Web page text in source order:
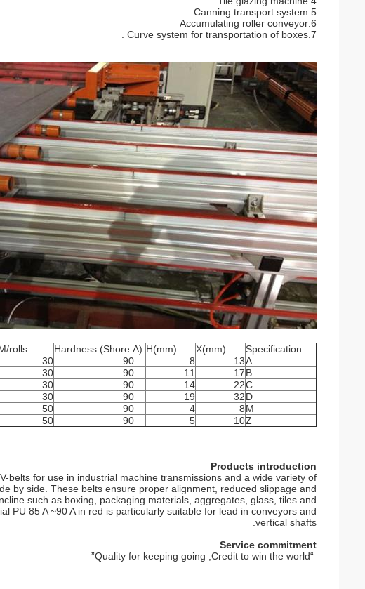
5.Canning transport system
6.Accumulating roller conveyor
7.Curve system for transportation of boxes .
Specification
X(mm)
H(mm)
rolls
A
13
8
30
B
17
11
30
C
22
14
30
D
32
19
30
M
8
4
50
Z
10
5
50
Products introduction
belts for use in industrial machine transmissions and a wide variety of
by side. These belts ensure proper alignment, reduced slippage and
such as boxing, packaging materials, aggregates, glass, tiles and
PU 85 A ~90 A in red is particularly suitable for lead in conveyors and
vertical shafts.
Service commitment
“Quality for keeping going ,Credit to win the world”